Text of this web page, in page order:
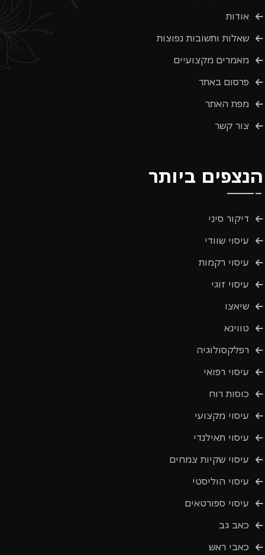
אודות
שאלות ותשובות נפוצות
מאמרים מקצועיים
פרסום באתר
מפת האתר
צור קשר
הנצפים ביותר
דיקור סיני
עיסוי שוודי
עיסוי רקמות
עיסוי זוגי
שיאצו
טווינא
רפלקסולוגיה
עיסוי רפואי
כוסות רוח
עיסוי מקצועי
עיסוי תאילנדי
עיסוי שקיות צמחים
עיסוי הוליסטי
עיסוי ספורטאים
כאב גב
כאבי ראש